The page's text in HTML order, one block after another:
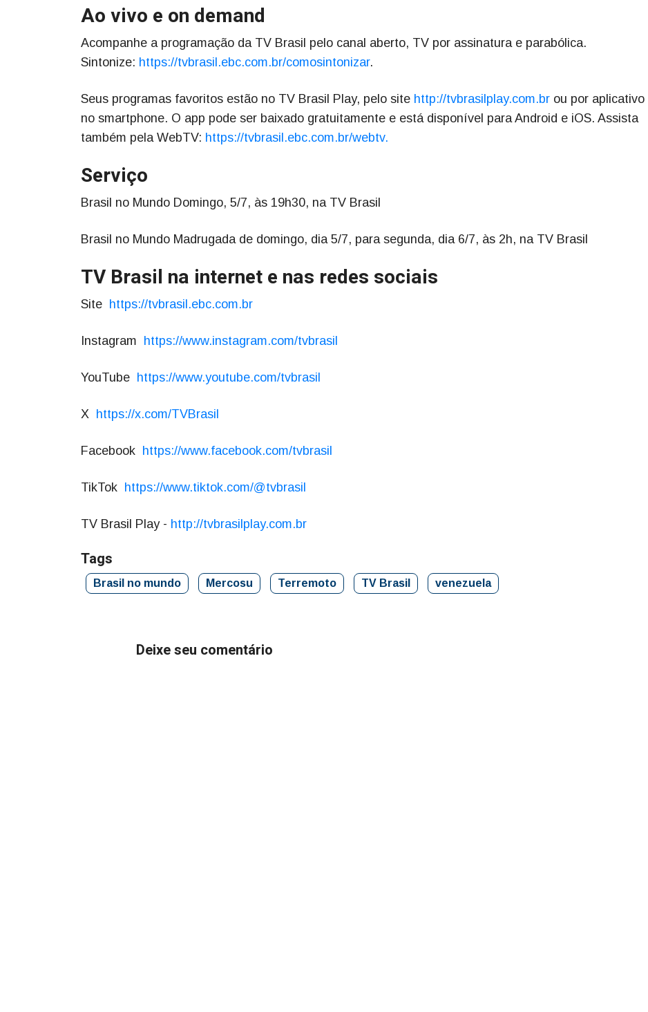
Ao vivo e on demand
Acompanhe a programação da TV Brasil pelo canal aberto, TV por assinatura e parabólica.
Sintonize: https://tvbrasil.ebc.com.br/comosintonizar.
Seus programas favoritos estão no TV Brasil Play, pelo site http://tvbrasilplay.com.br ou por aplicativo
no smartphone. O app pode ser baixado gratuitamente e está disponível para Android e iOS. Assista
também pela WebTV: https://tvbrasil.ebc.com.br/webtv.
Serviço
Brasil no Mundo Domingo, 5/7, às 19h30, na TV Brasil
Brasil no Mundo Madrugada de domingo, dia 5/7, para segunda, dia 6/7, às 2h, na TV Brasil
TV Brasil na internet e nas redes sociais
Site https://tvbrasil.ebc.com.br
Instagram https://www.instagram.com/tvbrasil
YouTube https://www.youtube.com/tvbrasil
X https://x.com/TVBrasil
Facebook https://www.facebook.com/tvbrasil
TikTok https://www.tiktok.com/@tvbrasil
TV Brasil Play - http://tvbrasilplay.com.br
Tags
Brasil no mundo Mercosu Terremoto TV Brasil venezuela
Deixe seu comentário